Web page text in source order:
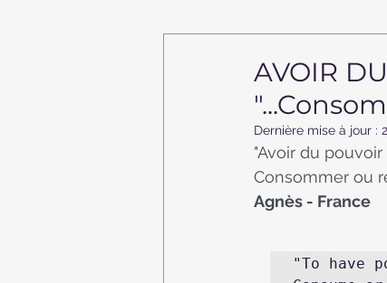
AVOIR
Dernière mise à jour :
"Avoir du
Consommer ou
Agnès - France
"To have